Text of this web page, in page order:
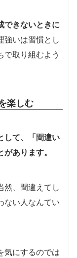
できないときに
強いは習慣とし
で取り組むよう
楽しむ
して、「間違い
あります。
然、間違えてし
ない人なんてい
気にするのでは